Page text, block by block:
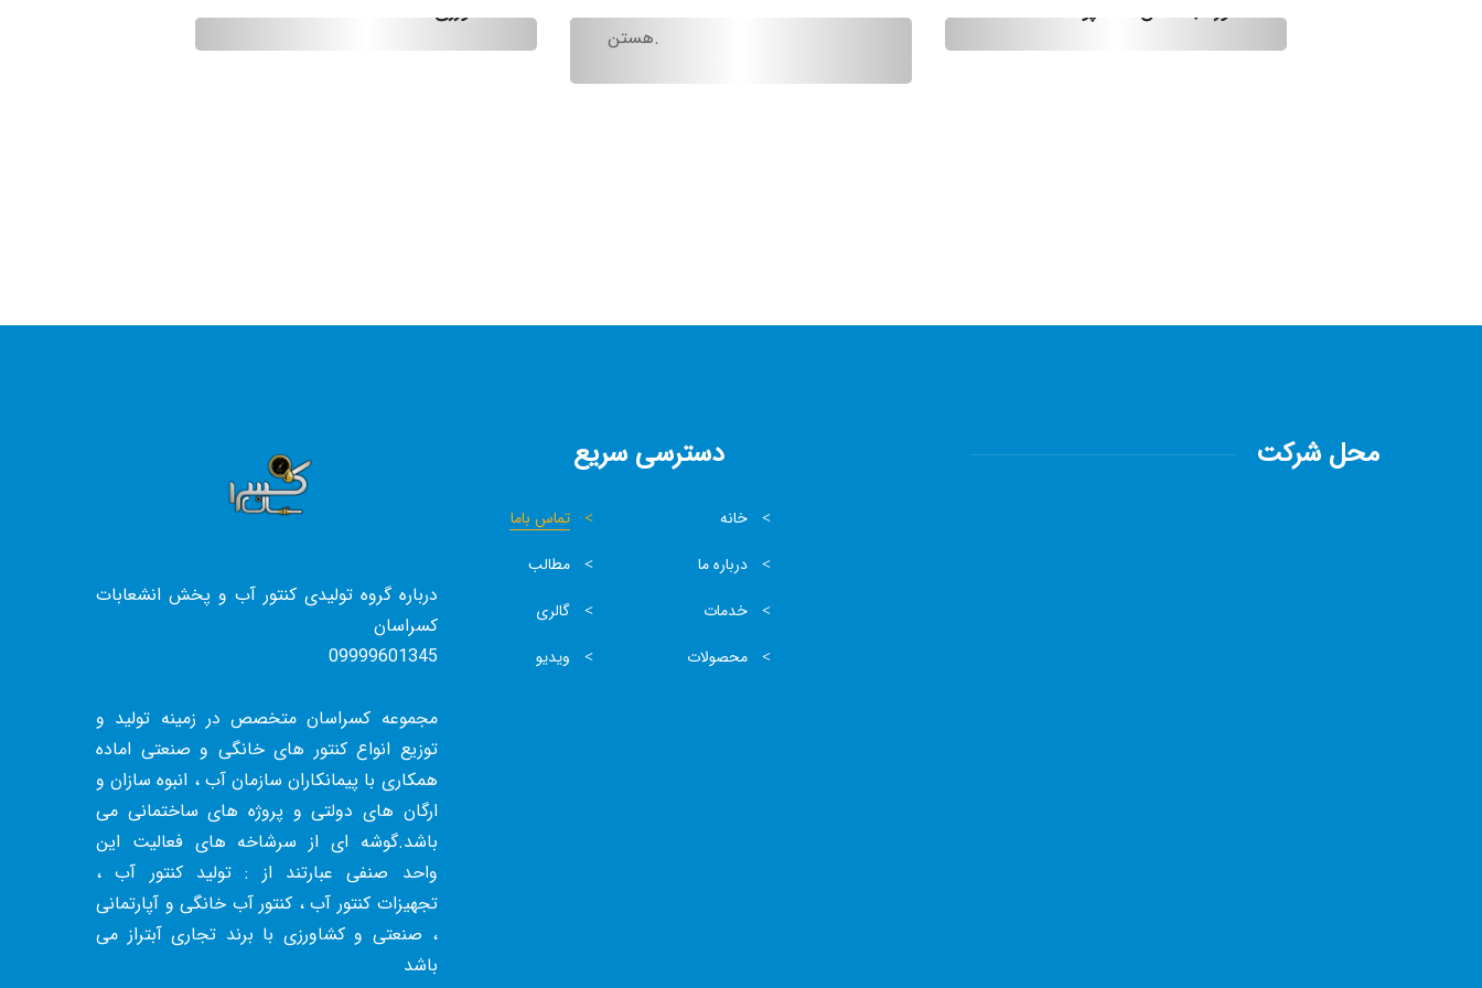
کشاورزی wi
هستن.
کنتور آب کلاس 150 پوند
درباره گروه تولیدی کنتور آب و پخش انشعابات
کسراسان
09999601345
مجموعه کسراسان متخصص در زمینه تولید و
توزیع انواع کنتور های خانگی و صنعتی اماده
همکاری با پیمانکاران سازمان آب ، انبوه سازان و
ارگان های دولتی و پروژه های ساختمانی می
باشد.گوشه ای از سرشاخه های فعالیت این
واحد صنفی عبارتند از : تولید کنتور آب ،
تجهیزات کنتور آب ، کنتور آب خانگی و آپارتمانی
، صنعتی و کشاورزی با برند تجاری آبتراز می
باشد
دسترسی سریع
خانه
تماس باما
درباره ما
مطالب
خدمات
گالری
محصولات
ویدیو
محل شرکت